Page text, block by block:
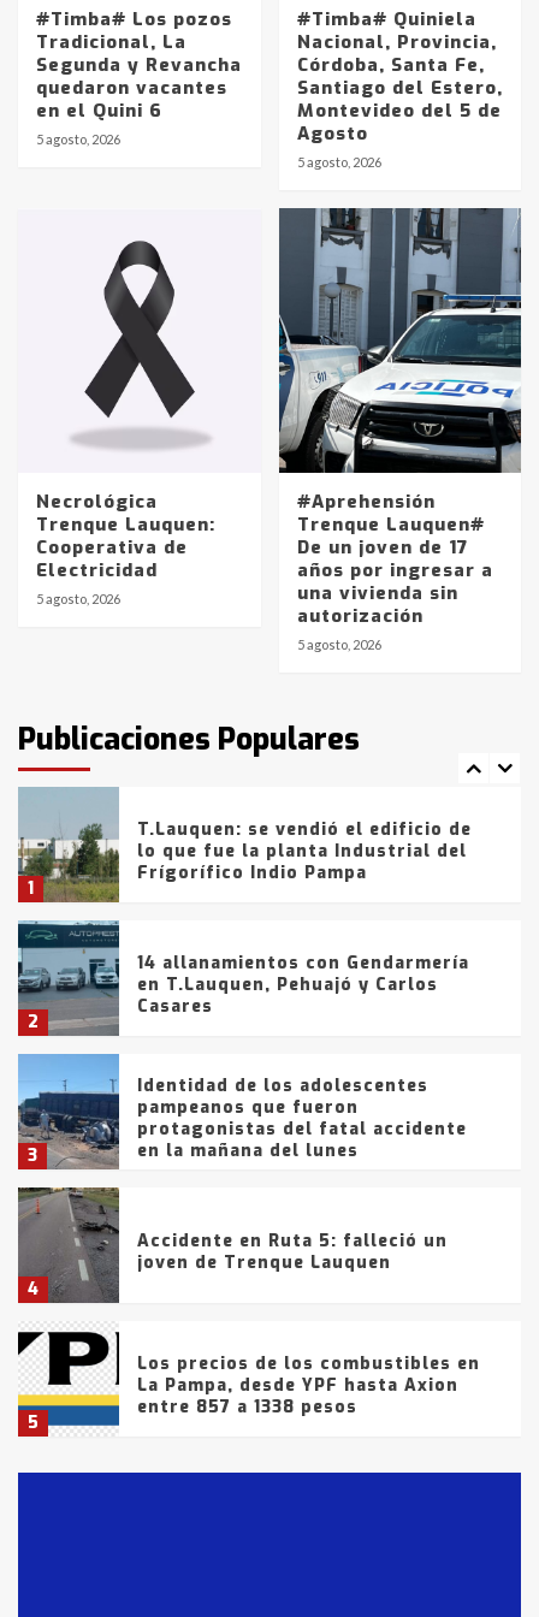
#Timba# Los pozos
Tradicional, La
Segunda y Revancha
quedaron vacantes
en el Quini 6
5 agosto, 2026
#Timba# Quiniela
Nacional, Provincia,
Córdoba, Santa Fe,
Santiago del Estero,
Montevideo del 5 de
Agosto
5 agosto, 2026
Necrológica
Trenque Lauquen:
Cooperativa de
Electricidad
5 agosto, 2026
#Aprehensión
Trenque Lauquen#
De un joven de 17
años por ingresar a
una vivienda sin
autorización
5 agosto, 2026
Publicaciones Populares
Identidad de los adolescentes
pampeanos que fueron
en la mañana del lunes
Accidente en Ruta 5: falleció un
joven de Trenque Lauquen
Los precios de los combustibles en
La Pampa, desde YPF hasta Axion
entre 857 a 1338 pesos
La Bolsa de Cereales de Bahía
Blanca anticipa que Agosto vendrá
con lluvias y heladas, en gran parte
fueron detenidos por
comercialización de drogas en la
tarde del sábado
1
T.Lauquen: se vendió el edificio de
lo que fue la planta Industrial del
Frígorífico Indio Pampa
2
14 allanamientos con Gendarmería
en T.Lauquen, Pehuajó y Carlos
Casares
3
Identidad de los adolescentes
pampeanos que fueron
protagonistas del fatal accidente
en la mañana del lunes
4
Accidente en Ruta 5: falleció un
joven de Trenque Lauquen
5
Los precios de los combustibles en
La Pampa, desde YPF hasta Axion
entre 857 a 1338 pesos